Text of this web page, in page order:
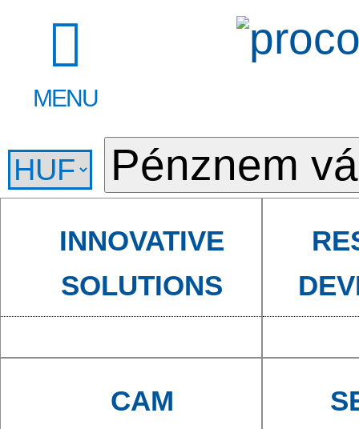
MENU
INNOVATIVE
SOLUTIONS
CAM